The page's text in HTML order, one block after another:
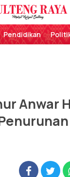
Sulteng Raya
Rakyat Sulteng
Pendidikan
Anwar